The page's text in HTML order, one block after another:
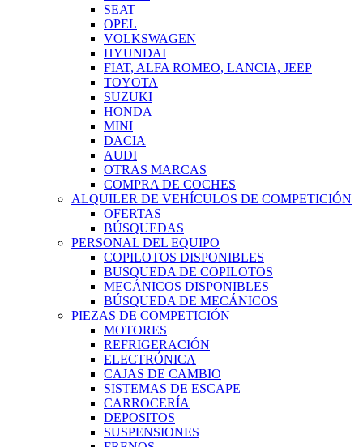
SEAT
OPEL
VOLKSWAGEN
HYUNDAI
FIAT, ALFA ROMEO, LANCIA, JEEP
TOYOTA
SUZUKI
HONDA
MINI
DACIA
AUDI
OTRAS MARCAS
COMPRA DE COCHES
ALQUILER DE VEHÍCULOS DE COMPETICIÓN
OFERTAS
BÚSQUEDAS
PERSONAL DEL EQUIPO
COPILOTOS DISPONIBLES
BUSQUEDA DE COPILOTOS
MECÁNICOS DISPONIBLES
BÚSQUEDA DE MECÁNICOS
PIEZAS DE COMPETICIÓN
MOTORES
REFRIGERACIÓN
ELECTRÓNICA
CAJAS DE CAMBIO
SISTEMAS DE ESCAPE
CARROCERÍA
DEPOSITOS
SUSPENSIONES